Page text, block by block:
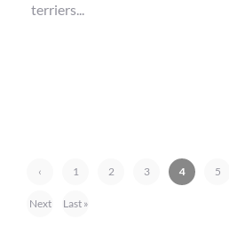
terriers...
‹
Previ
1 2 3 4 5
Next
Last »